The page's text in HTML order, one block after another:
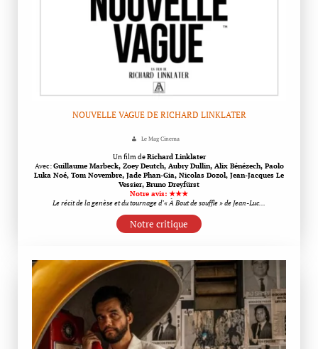
NOUVELLE VAGUE DE RICHARD LINKLATER
Le Mag Cinema
Un film deRichard Linklater
Avec:Guillaume Marbeck, Zoey Deutch, Aubry Dullin, Alix Bénézech, Paolo
Luka Noé, Tom Novembre, Jade Phan-Gia, Nicolas Dozol, Jean-Jacques Le
Vessier, Bruno Dreyfürst
Notre avis: ★★★
Le récit de la genèse et du tournage d’« À Bout de souffle » de Jean-Luc…
Notre critique